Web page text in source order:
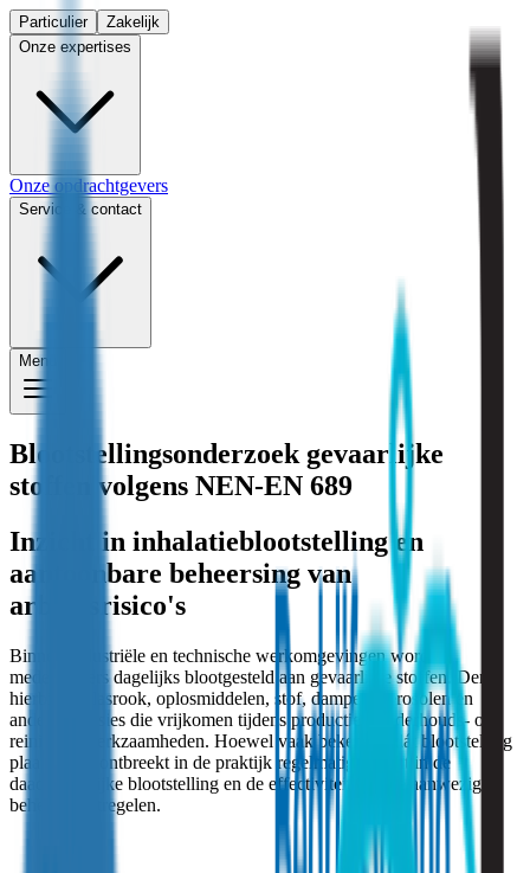
Particulier
Zakelijk
Onze expertises
Onze opdrachtgevers
Service & contact
Menu
Blootstellingsonderzoek gevaarlijke
stoffen volgens NEN-EN 689
Inzicht in inhalatieblootstelling en
aantoonbare beheersing van
arbeidsrisico's
Binnen industriële en technische werkomgevingen worden
medewerkers dagelijks blootgesteld aan gevaarlijke stoffen. Denk
hierbij aan lasrook, oplosmiddelen, stof, dampen, aerosolen en
andere emissies die vrijkomen tijdens productie-, onderhouds- of
reinigingswerkzaamheden. Hoewel vaak bekend is dát blootstelling
plaatsvindt, ontbreekt in de praktijk regelmatig inzicht in de
daadwerkelijke blootstelling en de effectiviteit van de aanwezige
beheersmaatregelen.